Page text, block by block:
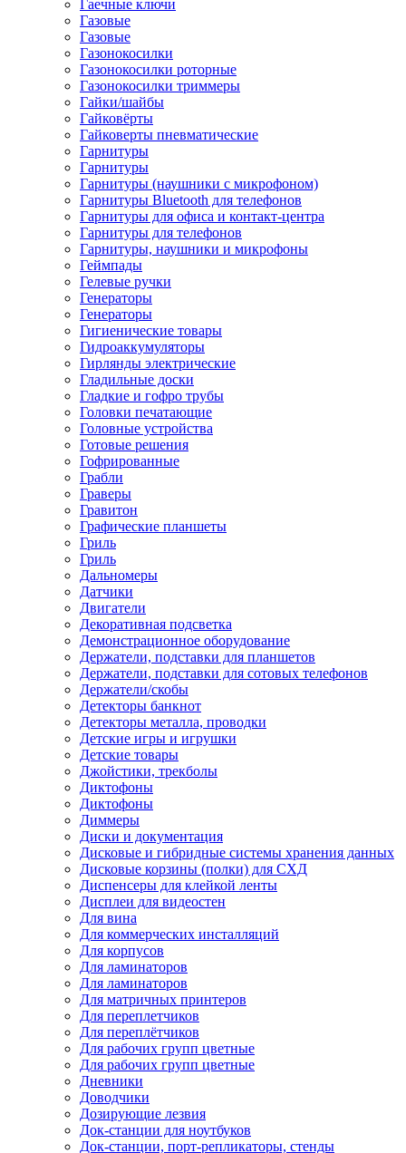
Гаечные ключи
Газовые
Газовые
Газонокосилки
Газонокосилки роторные
Газонокосилки триммеры
Гайки/шайбы
Гайковёрты
Гайковерты пневматические
Гарнитуры
Гарнитуры
Гарнитуры (наушники с микрофоном)
Гарнитуры Bluetooth для телефонов
Гарнитуры для офиса и контакт-центра
Гарнитуры для телефонов
Гарнитуры, наушники и микрофоны
Геймпады
Гелевые ручки
Генераторы
Генераторы
Гигиенические товары
Гидроаккумуляторы
Гирлянды электрические
Гладильные доски
Гладкие и гофро трубы
Головки печатающие
Головные устройства
Готовые решения
Гофрированные
Грабли
Граверы
Гравитон
Графические планшеты
Гриль
Гриль
Дальномеры
Датчики
Двигатели
Декоративная подсветка
Демонстрационное оборудование
Держатели, подставки для планшетов
Держатели, подставки для сотовых телефонов
Держатели/скобы
Детекторы банкнот
Детекторы металла, проводки
Детские игры и игрушки
Детские товары
Джойстики, трекболы
Диктофоны
Диктофоны
Диммеры
Диски и документация
Дисковые и гибридные системы хранения данных
Дисковые корзины (полки) для СХД
Диспенсеры для клейкой ленты
Дисплеи для видеостен
Для вина
Для коммерческих инсталляций
Для корпусов
Для ламинаторов
Для ламинаторов
Для матричных принтеров
Для переплетчиков
Для переплётчиков
Для рабочих групп цветные
Для рабочих групп цветные
Дневники
Доводчики
Дозирующие лезвия
Док-станции для ноутбуков
Док-станции, порт-репликаторы, стенды